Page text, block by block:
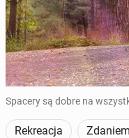
Spacery są dobre na
Rekreacja